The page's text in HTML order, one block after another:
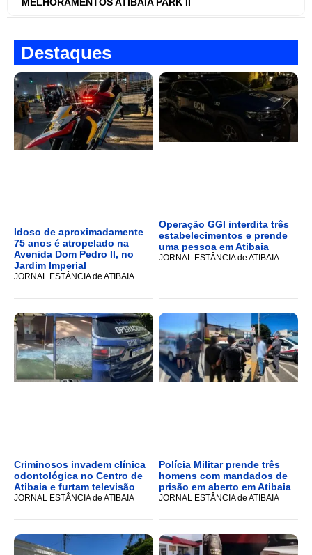
Destaques
Idoso de aproximadamente
75 anos é atropelado na
Avenida Dom Pedro II, no
Jardim Imperial
JORNAL ESTÂNCIA de ATIBAIA
Operação GGI interdita três
estabelecimentos e prende
uma pessoa em Atibaia
JORNAL ESTÂNCIA de ATIBAIA
Criminosos invadem clínica
odontológica no Centro de
Atibaia e furtam televisão
JORNAL ESTÂNCIA de ATIBAIA
Polícia Militar prende três
homens com mandados de
prisão em aberto em Atibaia
JORNAL ESTÂNCIA de ATIBAIA